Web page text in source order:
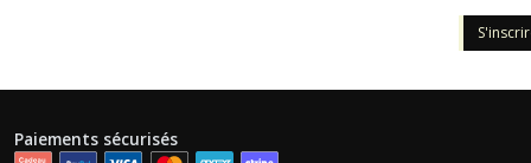
Paiements sécurisés